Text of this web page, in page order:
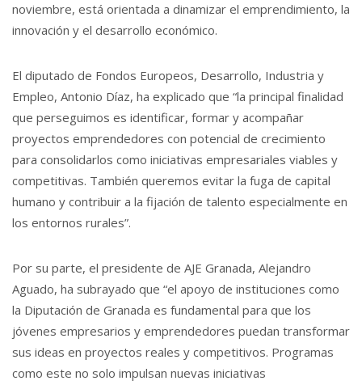
noviembre, está orientada a dinamizar el emprendimiento, la
innovación y el desarrollo económico.
El diputado de Fondos Europeos, Desarrollo, Industria y
Empleo, Antonio Díaz, ha explicado que “la principal finalidad
que perseguimos es identificar, formar y acompañar
proyectos emprendedores con potencial de crecimiento
para consolidarlos como iniciativas empresariales viables y
competitivas. También queremos evitar la fuga de capital
humano y contribuir a la fijación de talento especialmente en
los entornos rurales”.
Por su parte, el presidente de AJE Granada, Alejandro
Aguado, ha subrayado que “el apoyo de instituciones como
la Diputación de Granada es fundamental para que los
jóvenes empresarios y emprendedores puedan transformar
sus ideas en proyectos reales y competitivos. Programas
como este no solo impulsan nuevas iniciativas